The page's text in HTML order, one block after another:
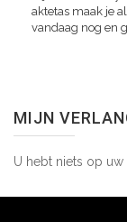
aktetas maak je
vandaag nog en
MIJN
U hebt niets op uw